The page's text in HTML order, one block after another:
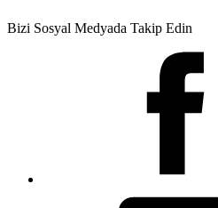
Bizi Sosyal Medyada Takip Edin